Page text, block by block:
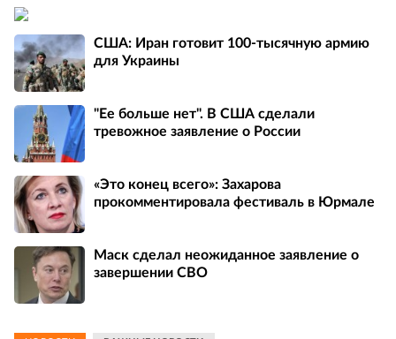
США: Иран готовит 100-тысячную армию
для Украины
"Ее больше нет". В США сделали
тревожное заявление о России
«Это конец всего»: Захарова
прокомментировала фестиваль в Юрмале
Маск сделал неожиданное заявление о
завершении СВО